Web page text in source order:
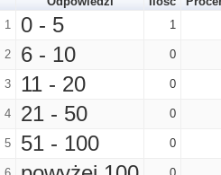
1
0 - 5 1
2 6 - 10 0
3 11 - 20 0
4 21 - 50 0
5 51 - 100 0